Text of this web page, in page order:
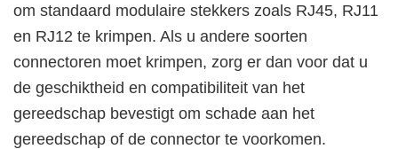
om standaard modulaire stekkers zoals RJ45, RJ11
en RJ12 te krimpen. Als u andere soorten
connectoren moet krimpen, zorg er dan voor dat u
de geschiktheid en compatibiliteit van het
gereedschap bevestigt om schade aan het
gereedschap of de connector te voorkomen.